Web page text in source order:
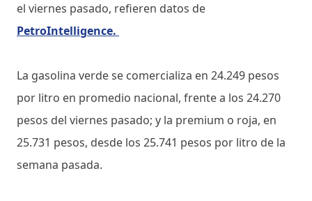
el viernes pasado, refieren datos de
PetroIntelligence.
La gasolina verde se comercializa en 24.249 pesos
por litro en promedio nacional, frente a los 24.270
pesos del viernes pasado; y la premium o roja, en
25.731 pesos, desde los 25.741 pesos por litro de la
semana pasada.